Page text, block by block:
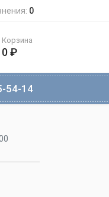
0
54-14
Корзина
0 ₽